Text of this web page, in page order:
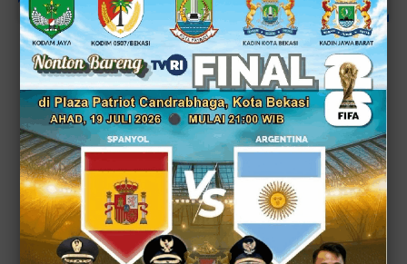
JABAR-OL EDITORIAL